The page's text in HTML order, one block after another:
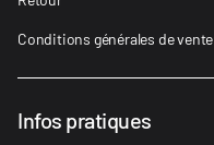
Conditions générales de vente
Infos pratiques